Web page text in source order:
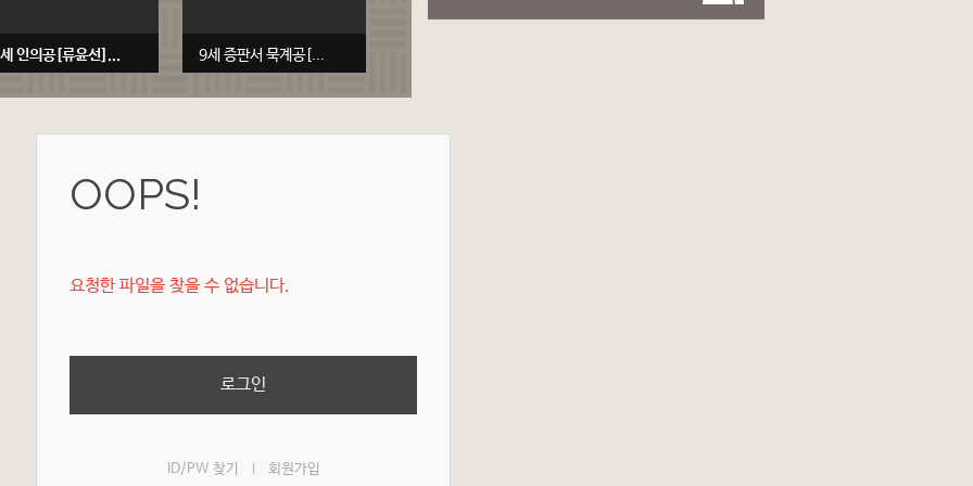
인의공[류윤선]... 9세 증판서 묵계공[...
OOPS!
요청한 파일을 찾을 수 없습니다.
로그인
ID/PW 찾기 회원가입